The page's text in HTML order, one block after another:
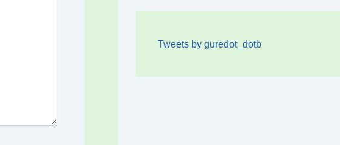
Tweets by guredot_dotb